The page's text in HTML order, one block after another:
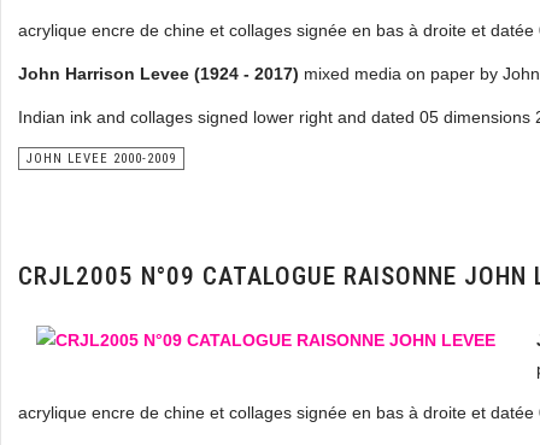
acrylique encre de chine et collages signée en bas à droite et
John Harrison Levee (1924 - 2017) mixed media on paper by
Indian ink and collages signed lower right and dated 05
JOHN LEVEE 2000-2009
CRJL2005 N°09 CATALOGUE RAISONNE JOHN
acrylique encre de chine et collages signée en bas à droite et